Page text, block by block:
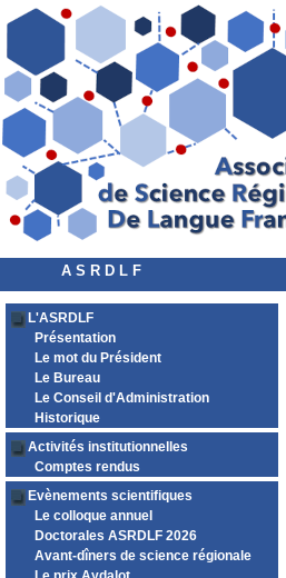
A S R D L F
L'ASRDLF
Présentation
Le mot du Président
Le Bureau
Le Conseil d'Administration
Historique
Activités institutionnelles
Comptes rendus
Evènements scientifiques
Le colloque annuel
Doctorales ASRDLF 2026
Avant-dîners de science régionale